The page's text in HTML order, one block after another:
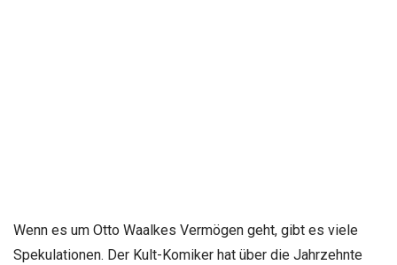
Wenn es um Otto Waalkes Vermögen geht, gibt es viele
Spekulationen. Der Kult-Komiker hat über die Jahrzehnte